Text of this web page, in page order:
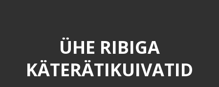
ÜHE RIBIGA
KÄTERÄTIKUIVATID